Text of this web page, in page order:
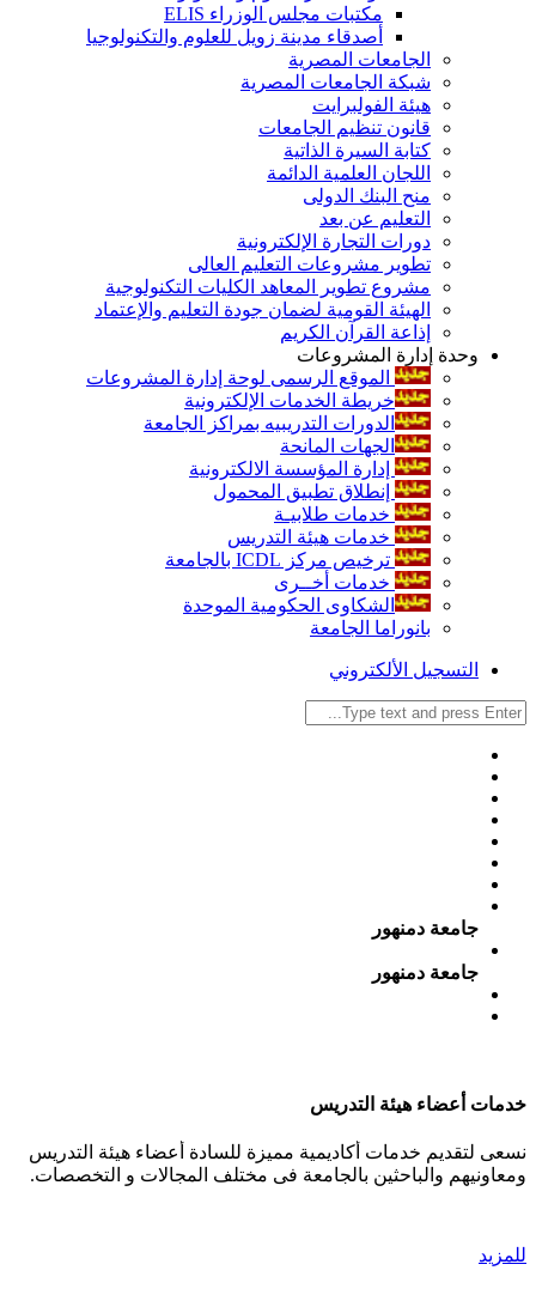
مكتبات مجلس الوزراء ELIS
أصدقاء مدينة زويل للعلوم والتكنولوجيا
الجامعات المصرية
شبكة الجامعات المصرية
هيئة الفولبرايت
قانون تنظيم الجامعات
كتابة السيرة الذاتية
اللجان العلمية الدائمة
منح البنك الدولى
التعليم عن بعد
دورات التجارة الإلكترونية
تطوير مشروعات التعليم العالى
مشروع تطوير المعاهد الكليات التكنولوجية
الهيئة القومية لضمان جودة التعليم والإعتماد
إذاعة القرآن الكريم
وحدة إدارة المشروعات
الموقع الرسمى لوحة إدارة المشروعات
خريطة الخدمات الإلكترونية
الدورات التدريبيه بمراكز الجامعة
الجهات المانحة
إدارة المؤسسة الالكترونية
إنطلاق تطبيق المحمول
خدمات طلابيـة
خدمات هيئة التدريس
ترخيص مركز ICDL بالجامعة
خدمات أخــرى
الشكاوى الحكومية الموحدة
بانوراما الجامعة
التسجيل الألكتروني
جامعة دمنهور
جامعة دمنهور
خدمات أعضاء هيئة التدريس
نسعى لتقديم خدمات أكاديمية مميزة للسادة أعضاء هيئة التدريس
ومعاونيهم والباحثين بالجامعة فى مختلف المجالات و التخصصات.
للمزيد